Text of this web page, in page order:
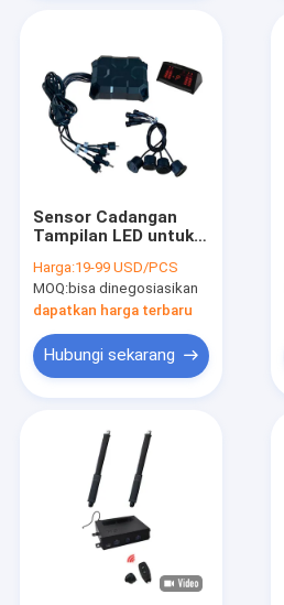
Rumah
Produk
Sensor Cadangan
Tampilan LED untuk
dengan Empat
Sensor Belakang
Harga:19-99 USD/PCS
MOQ:bisa dinegosiasikan
dapatkan harga terbaru
Hubungi sekarang